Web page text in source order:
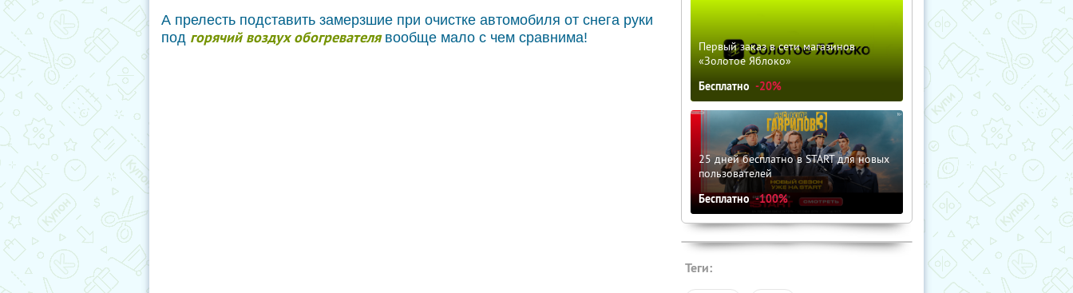
А прелесть подставить замерзшие при очистке автомобиля от снега руки
под горячий воздух обогревателявообще мало с чем сравнима!
Первый заказ в сети магазинов
«Золотое Яблоко»
Бесплатно -20%
25 дней бесплатно в START для новых
пользователей
Бесплатно -100%
Теги: